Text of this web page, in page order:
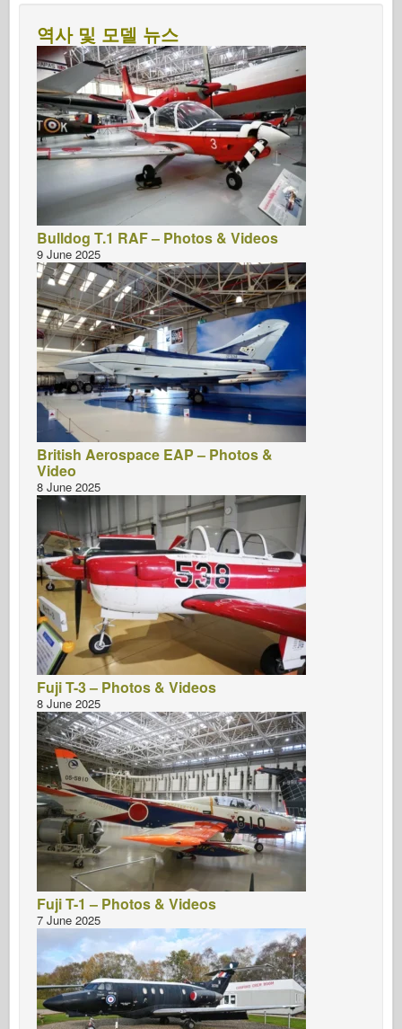
역사 및 모델 뉴스
Bulldog T.1 RAF – Photos & Videos
9 June 2025
British Aerospace EAP – Photos &
Video
8 June 2025
Fuji T-3 – Photos & Videos
8 June 2025
Fuji T-1 – Photos & Videos
7 June 2025